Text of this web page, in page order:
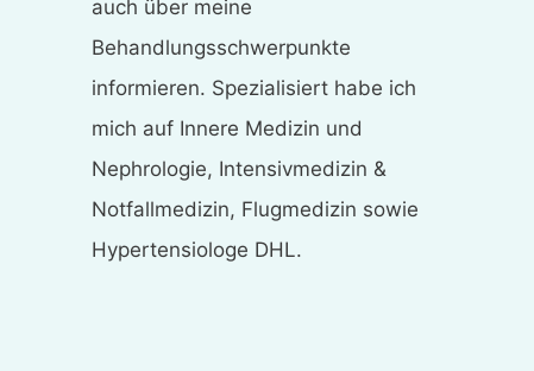
auch über meine
Behandlungsschwerpunkte
informieren. Spezialisiert habe ich
mich auf Innere Medizin und
Nephrologie, Intensivmedizin &
Notfallmedizin, Flugmedizin sowie
Hypertensiologe DHL.